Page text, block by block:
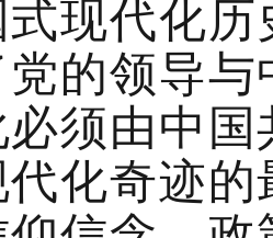
式现代化
的领导
须由中
化奇迹